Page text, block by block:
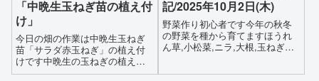
して美味しく食べました、残っ
た葉っぱは冷凍にしておきま
す。サンチュレタスレタスは2回
目の収穫です、とりあえず半分
収穫しました、小松菜は株ごと
収穫するのではなく、茎と葉っ
ぱだけ摘み取ってサンチュレタ
重なっていたり曲がってしまっ
たりすると光合成が十分にでき
なくなり成長にも影響しますよ
って防虫ネットを撤去すること
にします防虫ネットを撤去する
ますが、大根の葉っぱ自体がだ
「中晩生玉ねぎ苗の植え付
け」
今日の畑の作業は中晩生玉ねぎ
苗「サラダ赤玉ねぎ」の植え付
けです中晩生の玉ねぎの植え付
けは11月に入ってからで、まだ
記/2025年10月2日(木)
野菜作り初心者です今年の秋冬
の野菜を種から育てますほうれ
ん草,小松菜,ニラ,大根,玉ねぎ等